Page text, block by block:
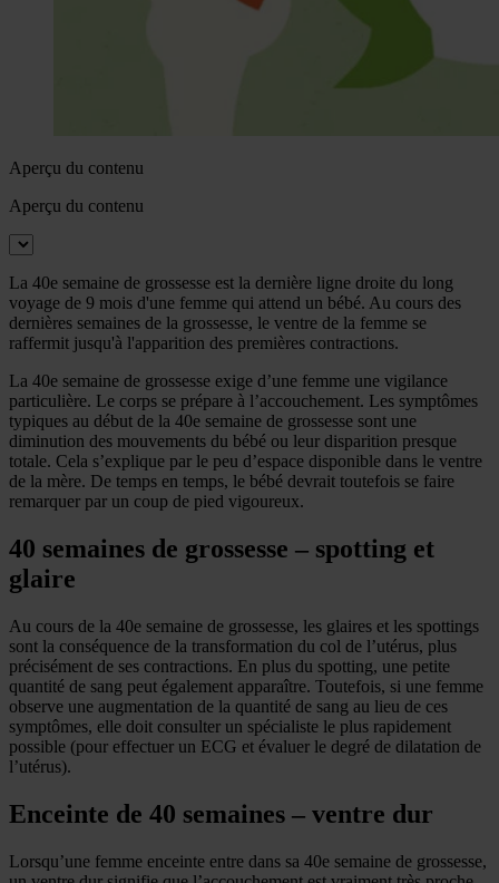
Aperçu du contenu
Aperçu du contenu
La 40e semaine de grossesse est la dernière ligne droite du long
voyage de 9 mois d'une femme qui attend un bébé. Au cours des
dernières semaines de la grossesse, le ventre de la femme se
raffermit jusqu'à l'apparition des premières contractions.
La 40e semaine de grossesse exige d’une femme une vigilance
particulière. Le corps se prépare à l’accouchement. Les symptômes
typiques au début de la 40e semaine de grossesse sont une
diminution des mouvements du bébé ou leur disparition presque
totale. Cela s’explique par le peu d’espace disponible dans le ventre
de la mère. De temps en temps, le bébé devrait toutefois se faire
remarquer par un coup de pied vigoureux.
40 semaines de grossesse – spotting et
glaire
Au cours de la 40e semaine de grossesse, les glaires et les spottings
sont la conséquence de la transformation du col de l’utérus, plus
précisément de ses contractions. En plus du spotting, une petite
quantité de sang peut également apparaître. Toutefois, si une femme
observe une augmentation de la quantité de sang au lieu de ces
symptômes, elle doit consulter un spécialiste le plus rapidement
possible (pour effectuer un ECG et évaluer le degré de dilatation de
l’utérus).
Enceinte de 40 semaines – ventre dur
Lorsqu’une femme enceinte entre dans sa 40e semaine de grossesse,